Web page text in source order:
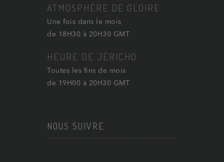
ATMOSPHÈRE DE GLOIRE
Une fois dans le mois
de 18H30 à 20H30 GMT
HEURE DE JÉRICHO
Toutes les fins de mois
de 19H00 à 20H30 GMT
NOUS SUIVRE